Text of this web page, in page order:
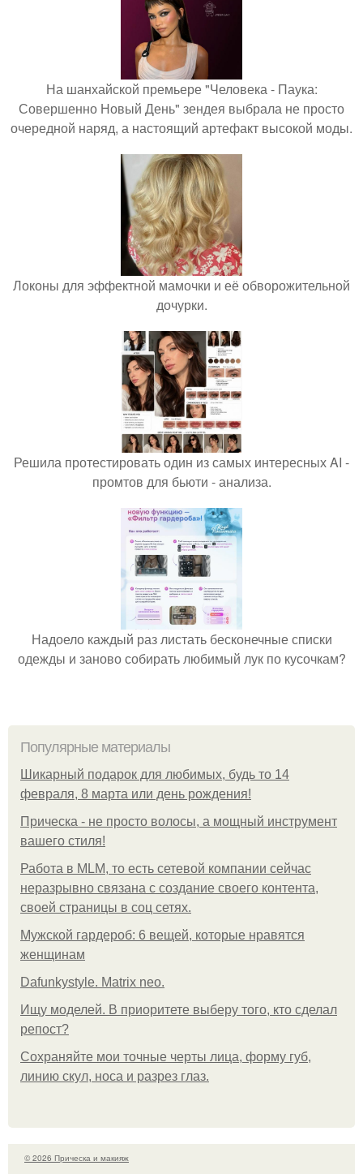
На шанхайской премьере "Человека - Паука:
Совершенно Новый День" зендея выбрала не просто
очередной наряд, а настоящий артефакт высокой моды.
Локоны для эффектной мамочки и её обворожительной
дочурки.
Решила протестировать один из самых интересных AI -
промтов для бьюти - анализа.
Надоело каждый раз листать бесконечные списки
одежды и заново собирать любимый лук по кусочкам?
Популярные материалы
Шикарный подарок для любимых, будь то 14
февраля, 8 марта или день рождения!
Прическа - не просто волосы, а мощный инструмент
вашего стиля!
Работа в MLM, то есть сетевой компании сейчас
неразрывно связана с создание своего контента,
своей страницы в соц сетях.
Мужской гардероб: 6 вещей, которые нравятся
женщинам
Dafunkystyle. Matrix neo.
Ищу моделей. В приоритете выберу того, кто сделал
репост?
Сохраняйте мои точные черты лица, форму губ,
линию скул, носа и разрез глаз.
© 2026 Прическа и макияж